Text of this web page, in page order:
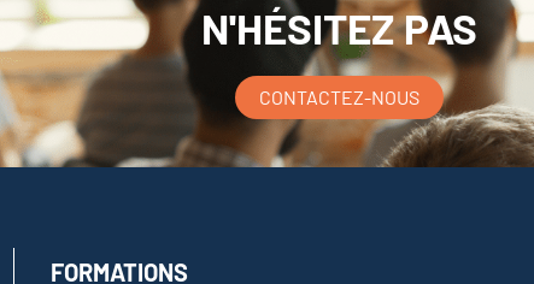
N'HÉSITEZ PAS
CONTACTEZ-NOUS
FORMATIONS